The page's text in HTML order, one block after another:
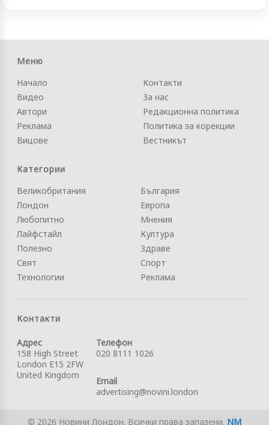
Меню
Начало
Видео
Автори
Реклама
Вицове
Контакти
За нас
Редакционна политика
Политика за корекции
Вестникът
Категории
Великобритания
Лондон
Любопитно
Лайфстайл
Полезно
Свят
Технологии
България
Европа
Мнения
Култура
Здраве
Спорт
Реклама
Контакти
Адрес
158 High Street
London E15 2FW
United Kingdom
Телефон
020 8111 1026
Email
advertising@novini.london
© 2026 Новини Лондон. Всички права запазени. NM